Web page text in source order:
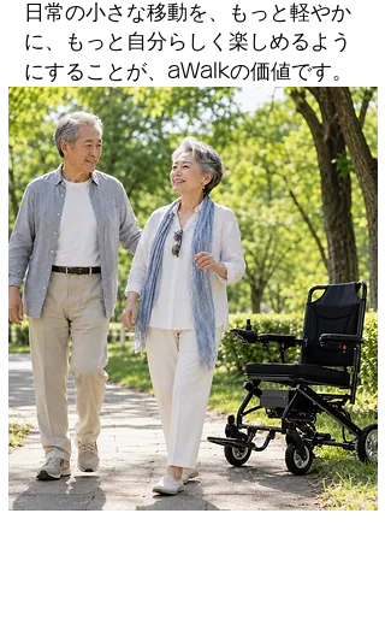
日常の小さな移動を、もっと軽やか
に、もっと自分らしく楽しめるよう
にすることが、
aWalkの価値です。